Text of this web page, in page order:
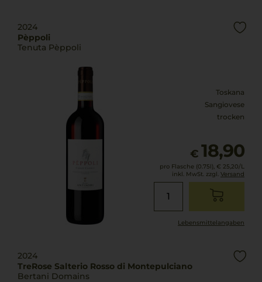
2024
Pèppoli
Tenuta Pèppoli
Toskana
Sangiovese
trocken
€ 18,90
pro Flasche (0.75l), € 25,20/L
inkl. MwSt. zzgl. Versand
Lebensmittel­angaben
2024
TreRose Salterio Rosso di Montepulciano
Bertani Domains